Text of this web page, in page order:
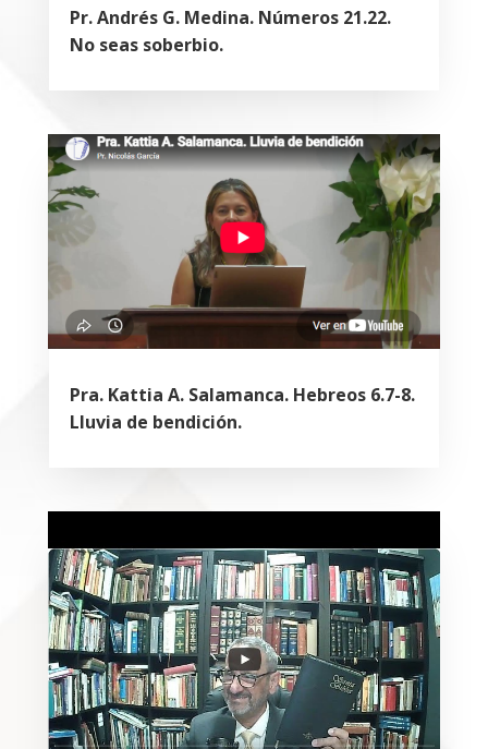
Pr. Andrés G. Medina. Números 21.22.
No seas soberbio.
Pra. Kattia A. Salamanca. Hebreos 6.7-8.
Lluvia de bendición.